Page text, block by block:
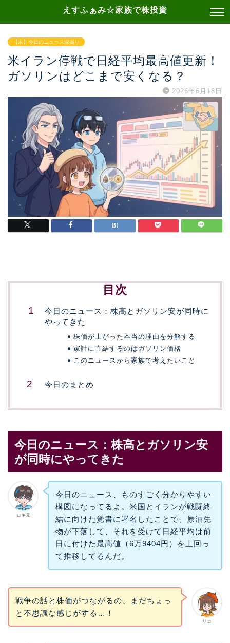
えすふぁみ☆家族で株投資
【木】今日のニュース深掘り
米イラン停戦で日経平均最高値更新！
ガソリンはどこまで安くなる？
2026年6月18日
目次
今日のニュース：株高とガソリン安が同時に
やってきた
株価が上がった本当の理由を分解する
家計に直結するのはガソリン価格
このニュースから家族で考えたいこと
今日のまとめ
今日のニュース：株高とガソリン安
が同時にやってきた
ロキ兄
今日のニュース、ものすごく分かりやすい
構図になってるよ。米国とイランが戦闘終
結に向けた覚書に署名したことで、原油先
物が下落して、それを受けて日経平均は前
日に付けた最高値（6万9404円）を上回っ
て推移してるんだ。
リコ
戦争の話と株価がつながるの、まだちょっ
と不思議な感じがする…！